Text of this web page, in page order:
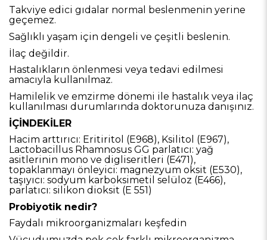
Takviye edici gıdalar normal beslenmenin yerine
geçemez.
Sağlıklı yaşam için dengeli ve çeşitli beslenin.
İlaç değildir.
Hastalıkların önlenmesi veya tedavi edilmesi
amacıyla kullanılmaz.
Hamilelik ve emzirme dönemi ile hastalık veya ilaç
kullanılması durumlarında doktorunuza danışınız.
İÇİNDEKİLER
Hacim arttırıcı: Eritiritol (E968), Ksilitol (E967),
Lactobacillus Rhamnosus GG parlatıcı: yağ
asitlerinin mono ve digliseritleri (E471),
topaklanmayı önleyici: magnezyum oksit (E530),
taşıyıcı: sodyum karboksimetil selüloz (E466),
parlatıcı: silikon dioksit (E 551)
Probiyotik nedir?
Faydalı mikroorganizmaları keşfedin